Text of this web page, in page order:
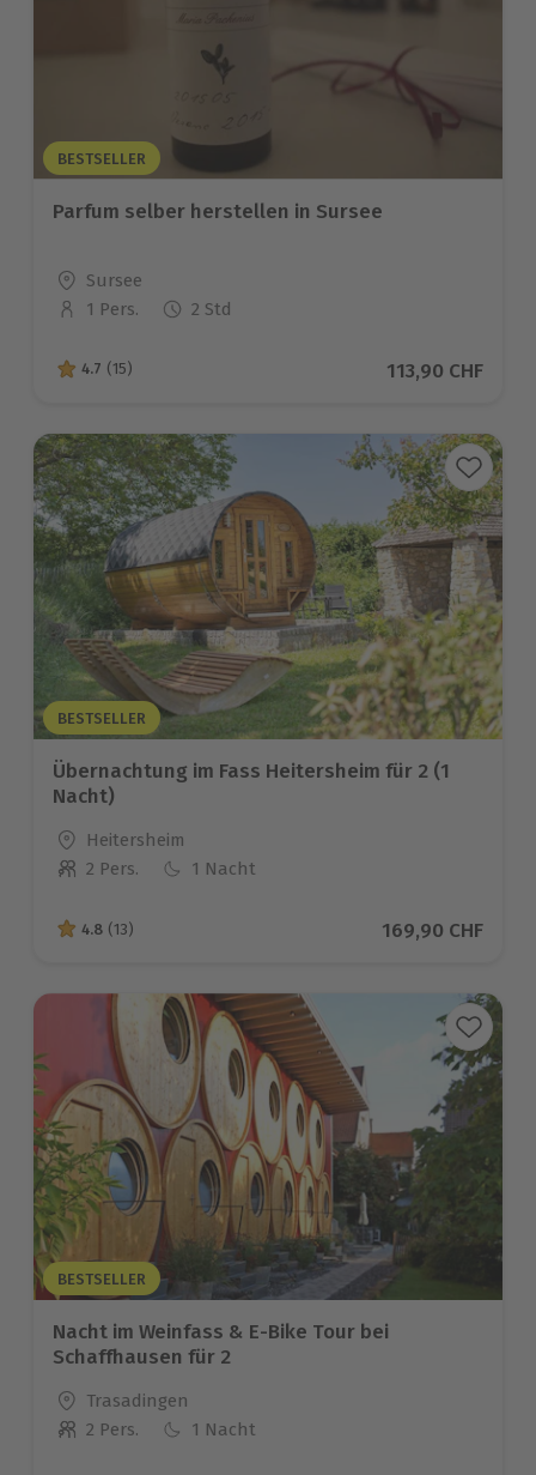
BESTSELLER
Parfum selber herstellen in Sursee
Standort
Sursee
Anzahl der Teilnehmer
1 Pers. 2 Std
4.7 von 5 Sternen basierend auf 15 Bewertungen
4.7 (15) Aktueller Preis
113,90 CHF
BESTSELLER
Übernachtung im Fass Heitersheim für 2 (1
Nacht)
Standort
Heitersheim
Anzahl der Teilnehmer
2 Pers. 1 Nacht
4.8 von 5 Sternen basierend auf 13 Bewertungen
4.8 (13) Aktueller Preis
169,90 CHF
BESTSELLER
Nacht im Weinfass & E-Bike Tour bei
Schaffhausen für 2
Standort
Trasadingen
Anzahl der Teilnehmer
2 Pers. 1 Nacht